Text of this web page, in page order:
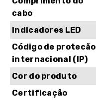
cabo
Indicadores LED
Código de protecão
internacional (IP)
Cor do produto
Certificação